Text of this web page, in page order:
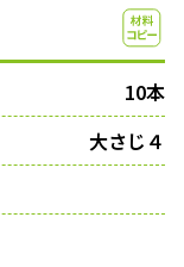
10本
大さじ４